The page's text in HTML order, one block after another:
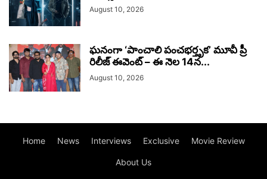
August 10, 2026
ఘనంగా ‘పాంచాలి పంచభర్తృక’ మూవీ ప్రీ
రిలీజ్ ఈవెంట్ – ఈ నెల 14న...
August 10, 2026
Home News Interviews Exclusive Movie Review
About Us